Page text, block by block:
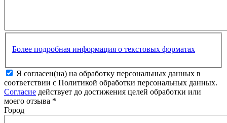
Более подробная информация о текстовых форматах
Я согласен(на) на обработку персональных данных в
соответствии с Политикой обработки персональных данных.
Согласие действует до достижения целей обработки или
моего отзыва *
Город